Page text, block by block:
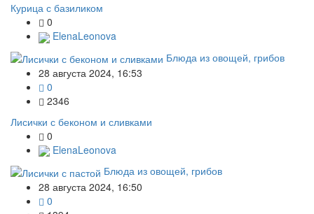
Курица с базиликом
0
ElenaLeonova
Блюда из овощей, грибов
28 августа 2024, 16:53
0
2346
Лисички с беконом и сливками
0
ElenaLeonova
Блюда из овощей, грибов
28 августа 2024, 16:50
0